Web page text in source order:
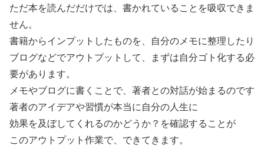
ただ本を読んだだけでは、書かれていることを吸収できま
せん。
書籍からインプットしたものを、自分のメモに整理したり
ブログなどでアウトプットして、まずは自分ゴト化する必
要があります。
メモやブログに書くことで、著者との対話が始まるのです
著者のアイデアや習慣が本当に自分の人生に
効果を及ぼしてくれるのかどうか？を確認することが
このアウトプット作業で、できてきます。